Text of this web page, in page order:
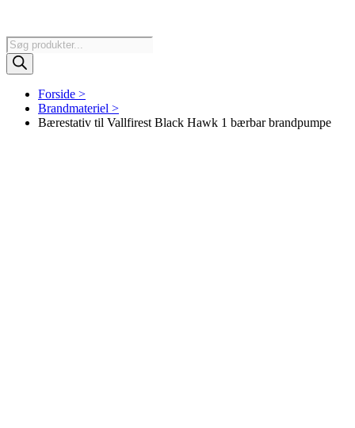
Products
search
Forside >
Brandmateriel >
Bærestativ til Vallfirest Black Hawk 1 bærbar brandpumpe